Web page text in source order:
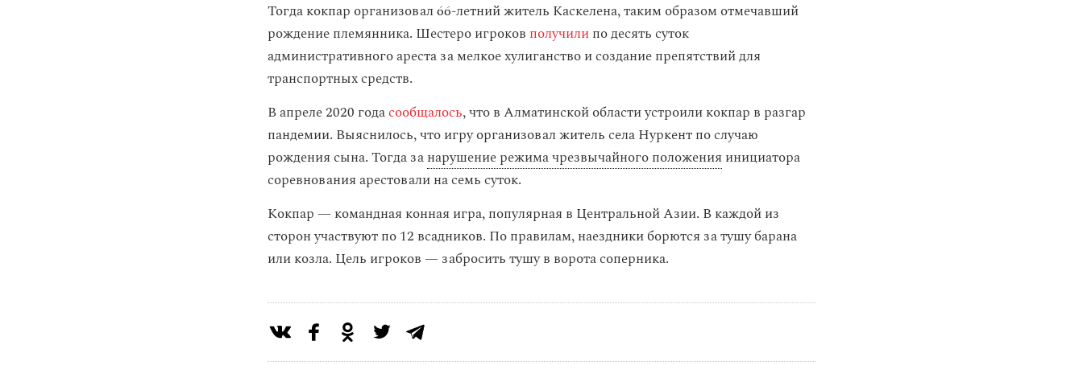
Тогда кокпар организовал 66-летний житель Каскелена, таким образом отмечавший
рождение племянника. Шестеро игроков получилипо десять суток
административного ареста за мелкое хулиганство и создание препятствий для
транспортных средств.
В апреле 2020 годасообщалось, что в Алматинской области устроили кокпар в разгар
пандемии. Выяснилось, что игру организовал житель села Нуркент по случаю
рождения сына. Тогда занарушение режима чрезвычайного положения инициатора
соревнования арестовали на семь суток.
Кокпар — командная конная игра, популярная в Центральной Азии. В каждой из
сторон участвуют по 12 всадников. По правилам, наездники борются за тушу барана
или козла. Цель игроков — забросить тушу в ворота соперника.